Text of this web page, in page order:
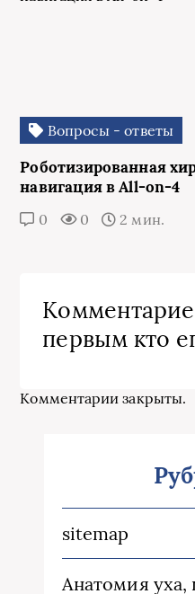
Вопросы - ответы
Роботизированная
навигация в All-on-4
0 0 2 мин.
первым кто
Комментарии закрыты.
sitemap
Анатомия уха,